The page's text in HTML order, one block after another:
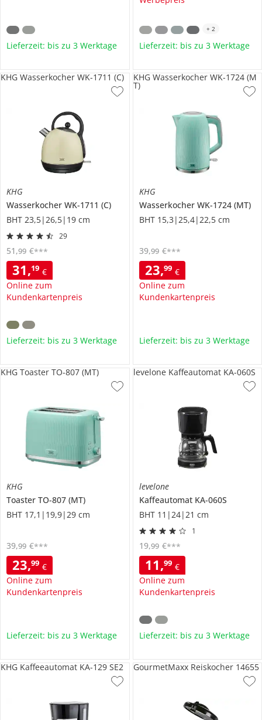
Lieferzeit: bis zu 3 Werktage
+ 2
Lieferzeit: bis zu 3 Werktage
KHG
Wasserkocher WK-1711 (C)
BHT 23,5|26,5|19 cm
29
31,19 €
Online zum
Kundenkartenpreis
51 ,99 €***
KHG Wasserkocher WK-1711 (C)
Lieferzeit: bis zu 3 Werktage
KHG
Wasserkocher WK-1724 (MT)
BHT 15,3|25,4|22,5 cm
23,99 €
Online zum
Kundenkartenpreis
39,99 €***
KHG Wasserkocher WK-1724 (M
T)
Lieferzeit: bis zu 3 Werktage
KHG
Toaster TO-807 (MT)
BHT 17,1|19,9|29 cm
23,99 €
Online zum
Kundenkartenpreis
39,99 €***
KHG Toaster TO-807 (MT)
Lieferzeit: bis zu 3 Werktage
levelone
Kaffeautomat KA-060S
BHT 11|24|21 cm
1
11,99 €
Online zum
Kundenkartenpreis
19,99 €***
levelone Kaffeautomat KA-060S
Lieferzeit: bis zu 3 Werktage
KHG Kaffeeautomat KA-129 SE2 GourmetMaxx Reiskocher 14655